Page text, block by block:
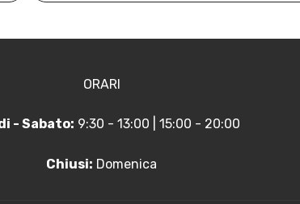
ORARI
- Sabato: 9:30 - 13:00 | 15:00 - 20:00
Chiusi: Domenica